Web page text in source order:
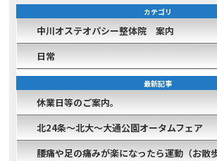
カテゴリ
中川オステオパシー整体院 案内
日常
最新記事
休業日等のご案内。
北24条～北大～大通公園オータムフェア
腰痛や足の痛みが楽になったら運動（お散歩